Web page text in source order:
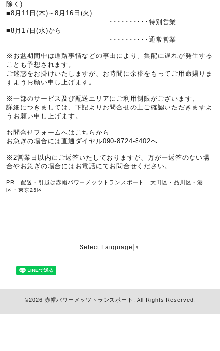
除く)
■8月11日(木)～8月16日(火)
･･････････特別営業
■8月17日(水)から
･･････････通常営業
※お盆期間中は道路事情などの事由により、集配に遅れが発生する
ことも予想されます。
ご迷惑をお掛けいたしますが、お時間に余裕をもってご用命賜りま
すようお願い申し上げます。
※一部のサービス及び配送エリアにご利用制限がございます。
詳細につきましては、下記よりお問合せの上ご確認いただきますよ
うお願い申し上げます。
お問合せフォームへは こちらから
お急ぎの場合には直通ダイヤル090-8724-8402へ
※2営業日以内にご返答いたしておりますが、万が一返答のない場
合やお急ぎの場合にはお電話にてお問合せください。
PR 配送・引越は赤帽パワーメッツトランスポート｜大田区・品川区・港
区・東京23区
Select Language ▼
©2026 赤帽パワーメッツトランスポート . All Rights Reserved.